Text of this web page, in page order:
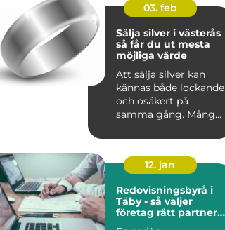
03. feb
Sälja silver i västerås
så får du ut mesta
möjliga värde
Att sälja silver kan
kännas både lockande
och osäkert på
samma gång. Många
silversmyck...
12. jan
Redovisningsbyrå i
Täby - så väljer
företag rätt partner